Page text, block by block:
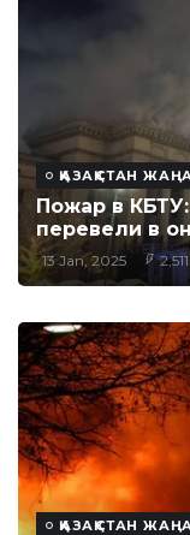
ҚАЗАҚСТАН
Пожар в
перевели в
13 Jan, 2025
ҚАЗАҚСТАН